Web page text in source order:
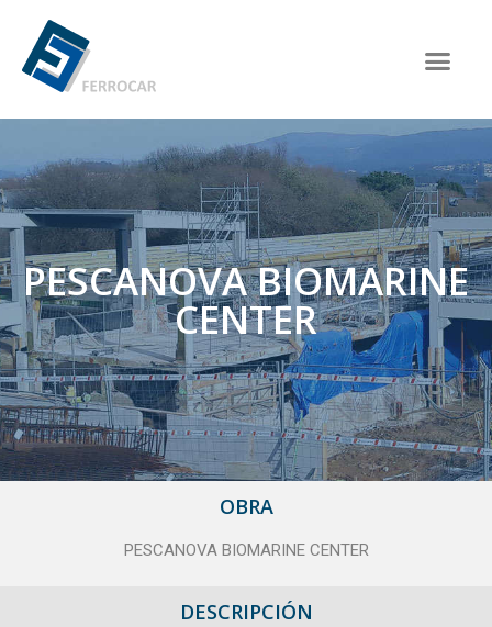
PESCANOVA BIOMARINE
CENTER
OBRA
PESCANOVA BIOMARINE CENTER
DESCRIPCIÓN